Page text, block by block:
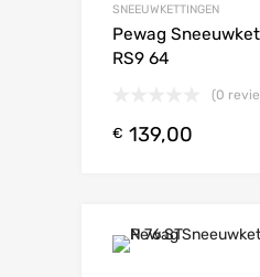
SNEEUWKETTINGEN
Pewag
RS9 64
(0
€ 139,00